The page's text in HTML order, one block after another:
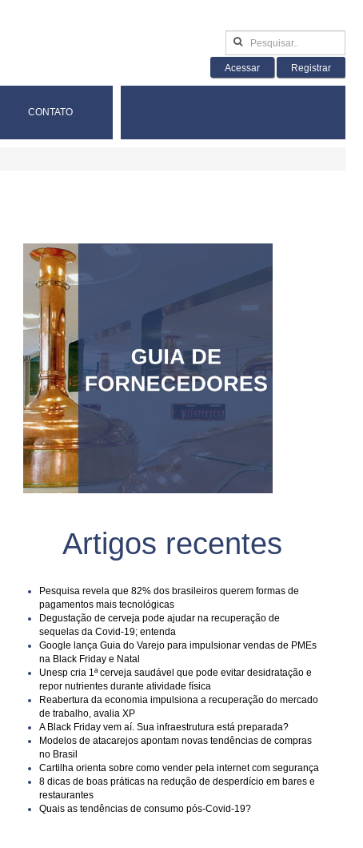
Acessar Registrar
CONTATO
Artigos recentes
Pesquisa revela que 82% dos brasileiros querem formas de
pagamentos mais tecnológicas
Degustação de cerveja pode ajudar na recuperação de
sequelas da Covid-19; entenda
Google lança Guia do Varejo para impulsionar vendas de PMEs
na Black Friday e Natal
Unesp cria 1ª cerveja saudável que pode evitar desidratação e
repor nutrientes durante atividade física
Reabertura da economia impulsiona a recuperação do mercado
de trabalho, avalia XP
A Black Friday vem aí. Sua infraestrutura está preparada?
Modelos de atacarejos apontam novas tendências de compras
no Brasil
Cartilha orienta sobre como vender pela internet com segurança
8 dicas de boas práticas na redução de desperdício em bares e
restaurantes
Quais as tendências de consumo pós-Covid-19?